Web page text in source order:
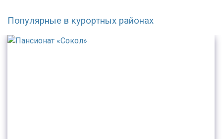
Популярные в курортных районах